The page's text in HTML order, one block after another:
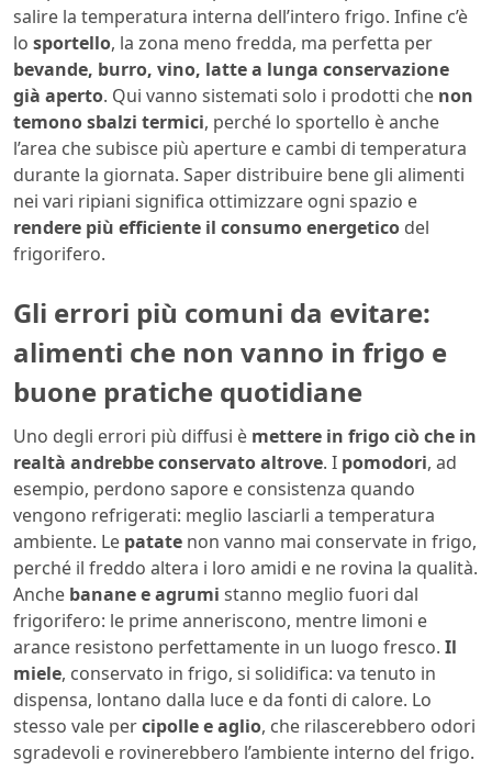
salire la temperatura interna dell’intero frigo. Infine c’è
lo sportello, la zona meno fredda, ma perfetta per
bevande, burro, vino, latte a lunga conservazione
già aperto. Qui vanno sistemati solo i prodotti che non
temono sbalzi termici, perché lo sportello è anche
l’area che subisce più aperture e cambi di temperatura
durante la giornata. Saper distribuire bene gli alimenti
nei vari ripiani significa ottimizzare ogni spazio e
rendere più efficiente il consumo energetico del
frigorifero.
Gli errori più comuni da evitare:
alimenti che non vanno in frigo e
buone pratiche quotidiane
Uno degli errori più diffusi è mettere in frigo ciò che in
realtà andrebbe conservato altrove. I pomodori, ad
esempio, perdono sapore e consistenza quando
vengono refrigerati: meglio lasciarli a temperatura
ambiente. Le patate non vanno mai conservate in frigo,
perché il freddo altera i loro amidi e ne rovina la qualità.
Anche banane e agrumi stanno meglio fuori dal
frigorifero: le prime anneriscono, mentre limoni e
arance resistono perfettamente in un luogo fresco. Il
miele, conservato in frigo, si solidifica: va tenuto in
dispensa, lontano dalla luce e da fonti di calore. Lo
stesso vale percipolle e aglio, che rilascerebbero odori
sgradevoli e rovinerebbero l’ambiente interno del frigo.